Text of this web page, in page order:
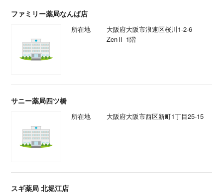
ファミリー薬局なんば店
所在地
大阪府大阪市浪速区桜川1-2-6
ZenⅡ 1階
サニー薬局四ツ橋
所在地 大阪府大阪市西区新町1丁目25-15
スギ薬局 北堀江店